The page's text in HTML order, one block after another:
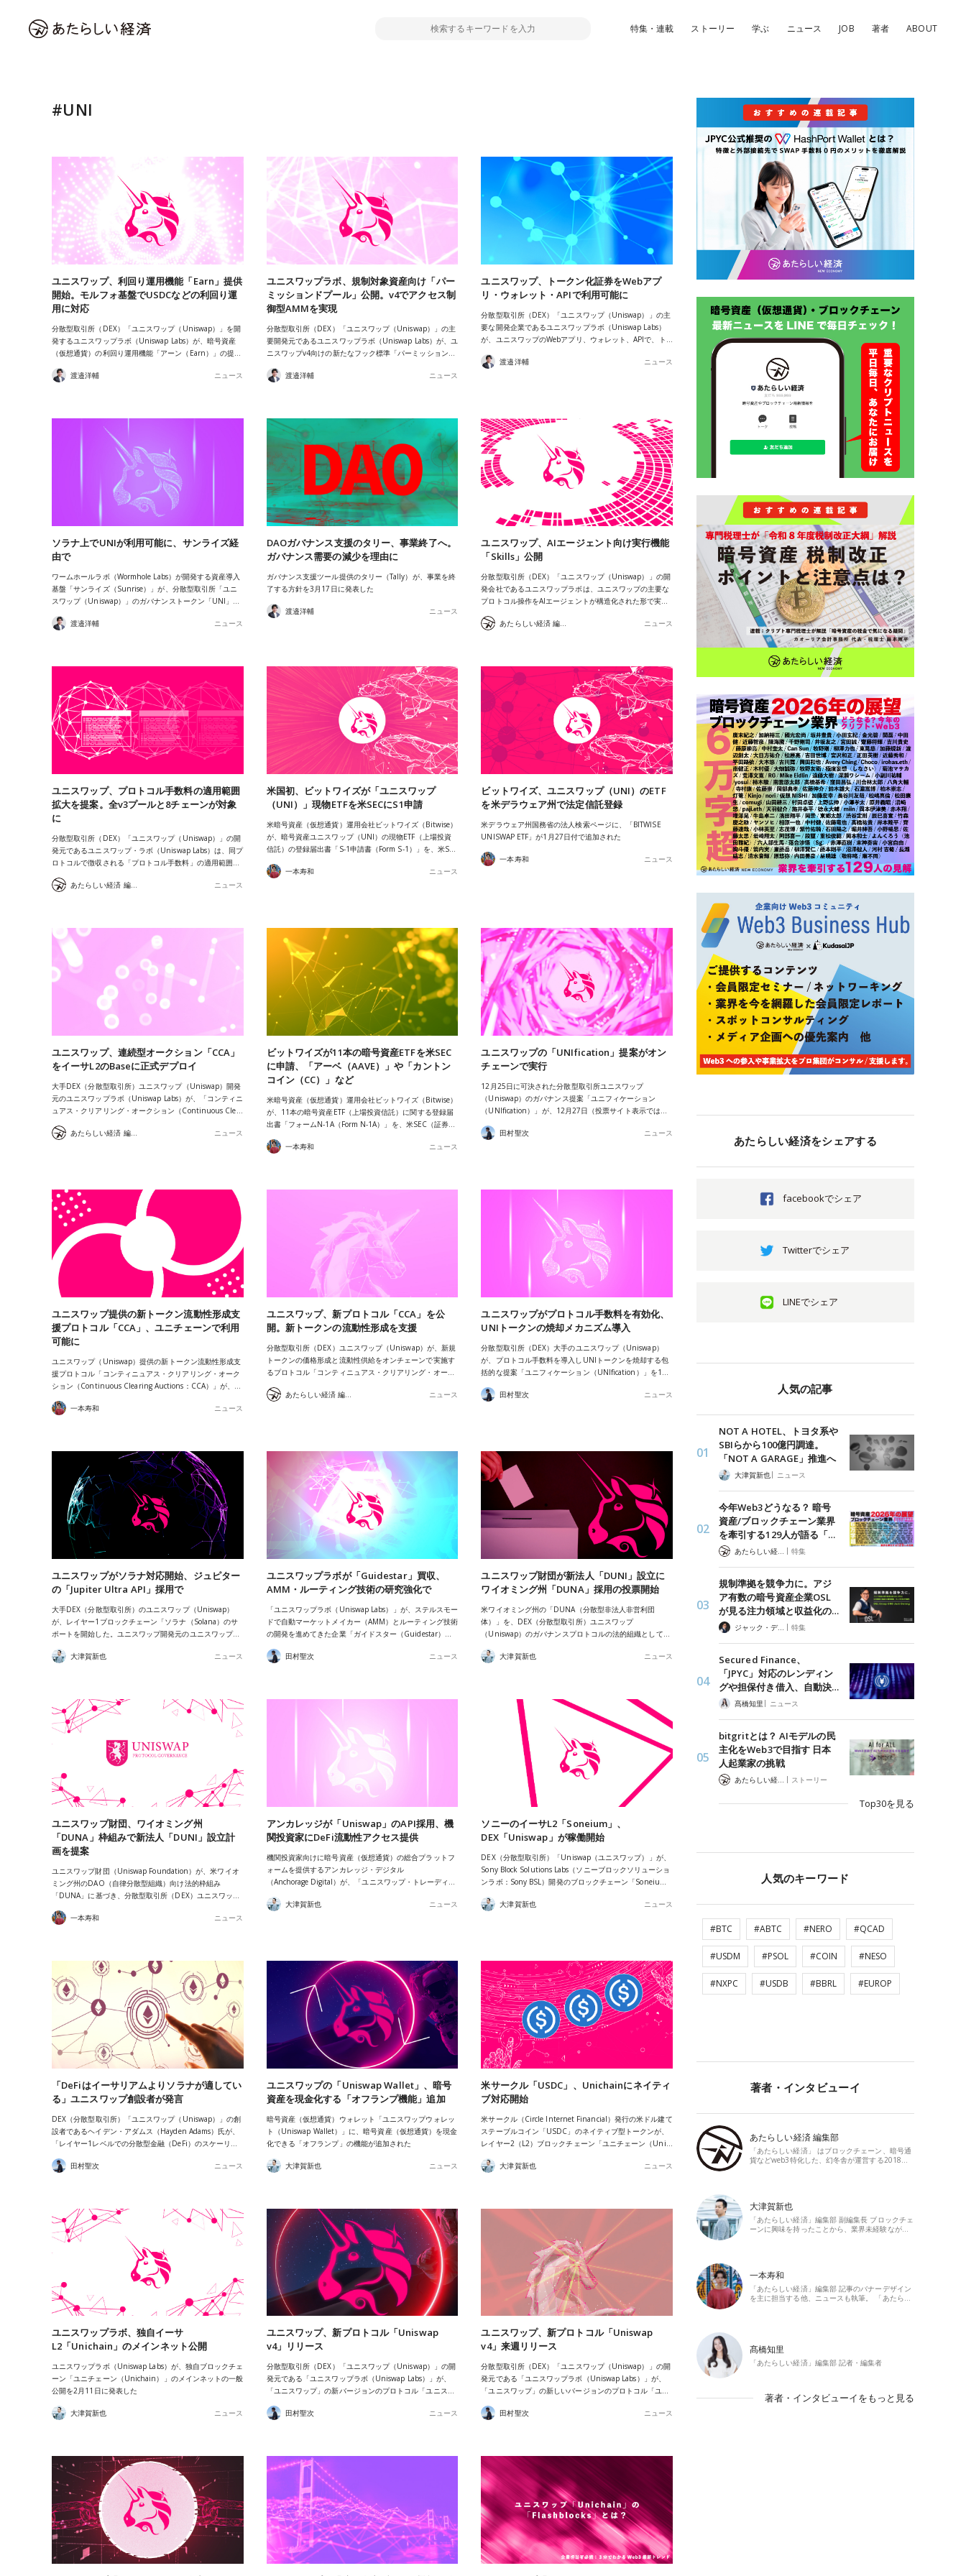
特集・連載 ストーリー 学ぶ ニュース JOB 著者 ABOUT
#UNI
ユニスワップ、利回り運用機能「Earn」提供
開始。モルフォ基盤でUSDCなどの利回り運
用に対応
分散型取引所（DEX）「ユニスワップ（Uniswap）」を開
発するユニスワップラボ（Uniswap Labs）が、暗号資産
（仮想通貨）の利回り運用機能「アーン（Earn）」の提…
渡邉洋輔 ニュース
ユニスワップラボ、規制対象資産向け「パー
ミッションドプール」公開。v4でアクセス制
御型AMMを実現
分散型取引所（DEX）「ユニスワップ（Uniswap）」の主
要開発元であるユニスワップラボ（Uniswap Labs）が、ユ
ニスワップv4向けの新たなフック標準「パーミッション…
渡邉洋輔 ニュース
ユニスワップ、トークン化証券をWebアプ
リ・ウォレット・APIで利用可能に
分散型取引所（DEX）「ユニスワップ（Uniswap）」の主
要な開発企業であるユニスワップラボ（Uniswap Labs）
が、ユニスワップのWebアプリ、ウォレット、APIで、ト…
渡邉洋輔 ニュース
ソラナ上でUNIが利用可能に、サンライズ経
由で
ワームホールラボ（Wormhole Labs）が開発する資産導入
基盤「サンライズ（Sunrise）」が、分散型取引所「ユニ
スワップ（Uniswap）」のガバナンストークン「UNI」…
渡邉洋輔 ニュース
DAOガバナンス支援のタリー、事業終了へ。
ガバナンス需要の減少を理由に
ガバナンス支援ツール提供のタリー（Tally）が、事業を終
了する方針を3月17日に発表した
渡邉洋輔 ニュース
ユニスワップ、AIエージェント向け実行機能
「Skills」公開
分散型取引所（DEX）「ユニスワップ（Uniswap）」の開
発会社であるユニスワップラボは、ユニスワップの主要な
プロトコル操作をAIエージェントが構造化された形で実…
あたらしい経済 編集部 ニュース
ユニスワップ、プロトコル手数料の適用範囲
拡大を提案。全v3プールと8チェーンが対象
に
分散型取引所（DEX）「ユニスワップ（Uniswap）」の開
発元であるユニスワップ・ラボ（Uniswap Labs）は、同プ
ロトコルで徴収される「プロトコル手数料」の適用範囲…
あたらしい経済 編集部 ニュース
米国初、ビットワイズが「ユニスワップ
（UNI）」現物ETFを米SECにS1申請
米暗号資産（仮想通貨）運用会社ビットワイズ（Bitwise）
が、暗号資産ユニスワップ（UNI）の現物ETF（上場投資
信託）の登録届出書「S-1申請書（Form S-1）」を、米S…
一本寿和 ニュース
ビットワイズ、ユニスワップ（UNI）のETF
を米デラウェア州で法定信託登録
米デラウェア州国務省の法人検索ページに、「BITWISE
UNISWAP ETF」が1月27日付で追加された
一本寿和 ニュース
ユニスワップ、連続型オークション「CCA」
をイーサL2のBaseに正式デプロイ
大手DEX（分散型取引所）ユニスワップ（Uniswap）開発
元のユニスワップラボ（Uniswap Labs）が、「コンティニ
ュアス・クリアリング・オークション（Continuous Cle…
あたらしい経済 編集部 ニュース
ビットワイズが11本の暗号資産ETFを米SEC
に申請、「アーベ（AAVE）」や「カントン
コイン（CC）」など
米暗号資産（仮想通貨）運用会社ビットワイズ（Bitwise）
が、11本の暗号資産ETF（上場投資信託）に関する登録届
出書「フォームN-1A（Form N-1A）」を、米SEC（証券…
一本寿和 ニュース
ユニスワップの「UNIfication」提案がオン
チェーンで実行
12月25日に可決された分散型取引所ユニスワップ
（Uniswap）のガバナンス提案「ユニフィケーション
（UNIfication）」が、12月27日（投票サイト表示では…
田村聖次 ニュース
ユニスワップ提供の新トークン流動性形成支
援プロトコル「CCA」、ユニチェーンで利用
可能に
ユニスワップ（Uniswap）提供の新トークン流動性形成支
援プロトコル「コンティニュアス・クリアリング・オーク
ション（Continuous Clearing Auctions：CCA）」が、…
一本寿和 ニュース
ユニスワップ、新プロトコル「CCA」を公
開。新トークンの流動性形成を支援
分散型取引所（DEX）ユニスワップ（Uniswap）が、新規
トークンの価格形成と流動性供給をオンチェーンで実施す
るプロトコル「コンティニュアス・クリアリング・オー…
ニュース
ユニスワップがプロトコル手数料を有効化、
UNIトークンの焼却メカニズム導入
分散型取引所（DEX）大手のユニスワップ（Uniswap）
が、プロトコル手数料を導入しUNIトークンを焼却する包
括的な提案「ユニフィケーション（UNIfication）」を1…
田村聖次 ニュース
ユニスワップがソラナ対応開始、ジュピター
の「Jupiter Ultra API」採用で
大手DEX（分散型取引所）のユニスワップ（Uniswap）
が、レイヤー1ブロックチェーン「ソラナ（Solana）のサ
ポートを開始した。ユニスワップ開発元のユニスワップ…
大津賀新也 ニュース
ユニスワップラボが「Guidestar」買収、
AMM・ルーティング技術の研究強化で
「ユニスワップラボ（Uniswap Labs）」が、ステルスモー
ドで自動マーケットメイカー（AMM）とルーティング技術
の開発を進めてきた企業「ガイドスター（Guidestar）…
田村聖次 ニュース
ユニスワップ財団が新法人「DUNI」設立に
ワイオミング州「DUNA」採用の投票開始
米ワイオミング州の「DUNA（分散型非法人非営利団
体）」を、DEX（分散型取引所）ユニスワップ
（Uniswap）のガバナンスプロトコルの法的組織として…
大津賀新也 ニュース
ユニスワップ財団、ワイオミング州
「DUNA」枠組みで新法人「DUNI」設立計
画を提案
ユニスワップ財団（Uniswap Foundation）が、米ワイオ
ミング州のDAO（自律分散型組織）向け法的枠組み
「DUNA」に基づき、分散型取引所（DEX）ユニスワッ…
一本寿和 ニュース
アンカレッジが「Uniswap」のAPI採用、機
関投資家にDeFi流動性アクセス提供
機関投資家向けに暗号資産（仮想通貨）の総合プラットフ
ォームを提供するアンカレッジ・デジタル
（Anchorage Digital）が、「ユニスワップ・トレーディ…
大津賀新也 ニュース
ソニーのイーサL2「Soneium」、
DEX「Uniswap」が稼働開始
DEX（分散型取引所）「Uniswap（ユニスワップ）」が、
Sony Block Solutions Labs（ソニーブロックソリューショ
ンラボ：Sony BSL）開発のブロックチェーン「Soneiu…
大津賀新也 ニュース
「DeFiはイーサリアムよりソラナが適してい
る」ユニスワップ創設者が発言
DEX（分散型取引所）「ユニスワップ（Uniswap）」の創
設者であるヘイデン・アダムス（Hayden Adams）氏が、
「レイヤー1レベルでの分散型金融（DeFi）のスケーリ…
田村聖次 ニュース
ユニスワップの「Uniswap Wallet」、暗号
資産を現金化する「オフランプ機能」追加
暗号資産（仮想通貨）ウォレット「ユニスワップウォレッ
ト（Uniswap Wallet）」に、暗号資産（仮想通貨）を現金
化できる「オフランプ」の機能が追加された
大津賀新也 ニュース
米サークル「USDC」、Unichainにネイティ
ブ対応開始
米サークル（Circle Internet Financial）発行の米ドル建て
ステーブルコイン「USDC」のネイティブ型トークンが、
レイヤー2（L2）ブロックチェーン「ユニチェーン（Uni…
大津賀新也 ニュース
ユニスワップラボ、独自イーサ
L2「Unichain」のメインネット公開
ユニスワップラボ（Uniswap Labs）が、独自ブロックチェ
ーン「ユニチェーン（Unichain）」のメインネットの一般
公開を2月11日に発表した
大津賀新也 ニュース
ユニスワップ、新プロトコル「Uniswap
v4」リリース
分散型取引所（DEX）「ユニスワップ（Uniswap）」の開
発元である「ユニスワップラボ（Uniswap Labs）」が、
「ユニスワップ」の新バージョンのプロトコル「ユニス…
田村聖次 ニュース
ユニスワップ、新プロトコル「Uniswap
v4」来週リリース
分散型取引所（DEX）「ユニスワップ（Uniswap）」の開
発元である「ユニスワップラボ（Uniswap Labs）」が、
「ユニスワップ」の新しいバージョンのプロトコル「ユ…
田村聖次 ニュース
あたらしい経済をシェアする
facebookでシェア
Twitterでシェア
LINEでシェア
人気の記事
NOT A HOTEL、トヨタ系や
SBIらから100億円調達。
「NOT A GARAGE」推進へ
大津賀新也| ニュース
今年Web3どうなる？ 暗号
資産/ブロックチェーン業界
を牽引する129人が語る「…
| 特集
規制準拠を競争力に。アジ
ア有数の暗号資産企業OSL
が見る注力領域と収益化の…
ジャック・デロン（Jack Derong） | 特集
Secured Finance、
「JPYC」対応のレンディン
グや担保付き借入、自動決…
髙橋知里 | ニュース
bitgritとは？ AIモデルの民
主化をWeb3で目指す 日本
人起業家の挑戦
| ストーリー
Top30を見る
人気のキーワード
#BTC #ABTC #NERO #QCAD
#USDM #PSOL #COIN #NESO
#NXPC #USDB #BBRL #EUROP
著者・インタビューイ
あたらしい経済 編集部
「あたらしい経済」 はブロックチェーン、暗号通
貨などweb3特化した、幻冬舎が運営する2018…
大津賀新也
「あたらしい経済」編集部 副編集長 ブロックチェ
ーンに興味を持ったことから、業界未経験なが…
一本寿和
「あたらしい経済」編集部 記事のバナーデザイン
を主に担当する他、ニュースも執筆。 「あたら…
髙橋知里
「あたらしい経済」編集部 記者・編集者
著者・インタビューイをもっと見る